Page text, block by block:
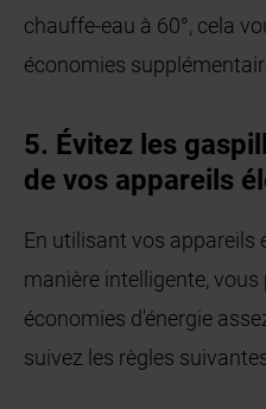
chauffe-eau à 60°, cela
économies
5. Évitez les
de vos appareils
En utilisant vos appareils
manière intelligente, vous
économies d'énergie
suivez les règles